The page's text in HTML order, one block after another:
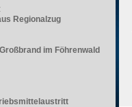
Regionalzug
im Föhrenwald